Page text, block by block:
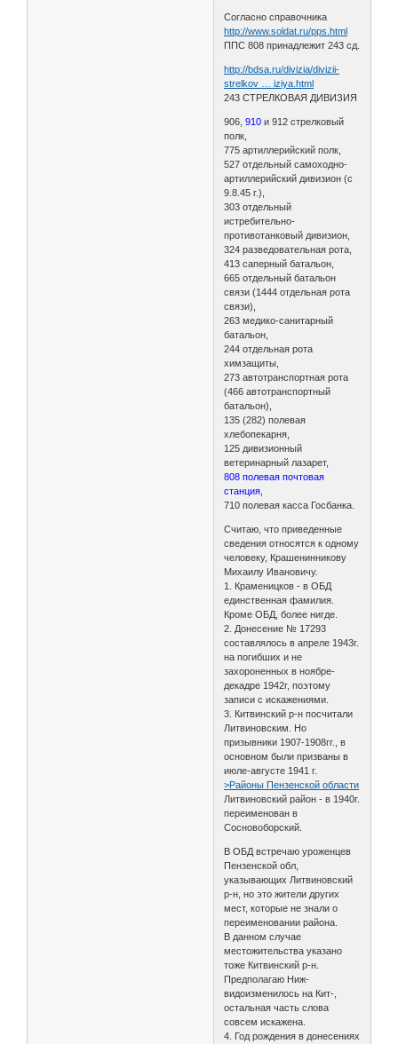
Согласно справочника
http://www.soldat.ru/pps.html
ППС 808 принадлежит 243 сд.
http://bdsa.ru/divizia/divizii-
strelkov … iziya.html
243 СТРЕЛКОВАЯ ДИВИЗИЯ
906, 910 и 912 стрелковый
полк,
775 артиллерийский полк,
527 отдельный самоходно-
артиллерийский дивизион (с
9.8.45 г.),
303 отдельный
истребительно-
противотанковый дивизион,
324 разведовательная рота,
413 саперный батальон,
665 отдельный батальон
связи (1444 отдельная рота
связи),
263 медико-санитарный
батальон,
244 отдельная рота
химзащиты,
273 автотранспортная рота
(466 автотранспортный
батальон),
135 (282) полевая
хлебопекарня,
125 дивизионный
ветеринарный лазарет,
808 полевая почтовая
станция,
710 полевая касса Госбанка.
Считаю, что приведенные
сведения относятся к одному
человеку, Крашенинникову
Михаилу Ивановичу.
1. Краменицков - в ОБД
единственная фамилия.
Кроме ОБД, более нигде.
2. Донесение № 17293
составлялось в апреле 1943г.
на погибших и не
захороненных в ноябре-
декадре 1942г, поэтому
записи с искажениями.
3. Китвинский р-н посчитали
Литвиновским. Но
призывники 1907-1908гг., в
основном были призваны в
июле-августе 1941 г.
>Районы Пензенской области
Литвиновский район - в 1940г.
переименован в
Сосновоборский.
В ОБД встречаю уроженцев
Пензенской обл,
указывающих Литвиновский
р-н, но это жители других
мест, которые не знали о
переименовании района.
В данном случае
местожительства указано
тоже Китвинский р-н.
Предполагаю Ниж-
видоизменилось на Кит-,
остальная часть слова
совсем искажена.
4. Год рождения в донесениях